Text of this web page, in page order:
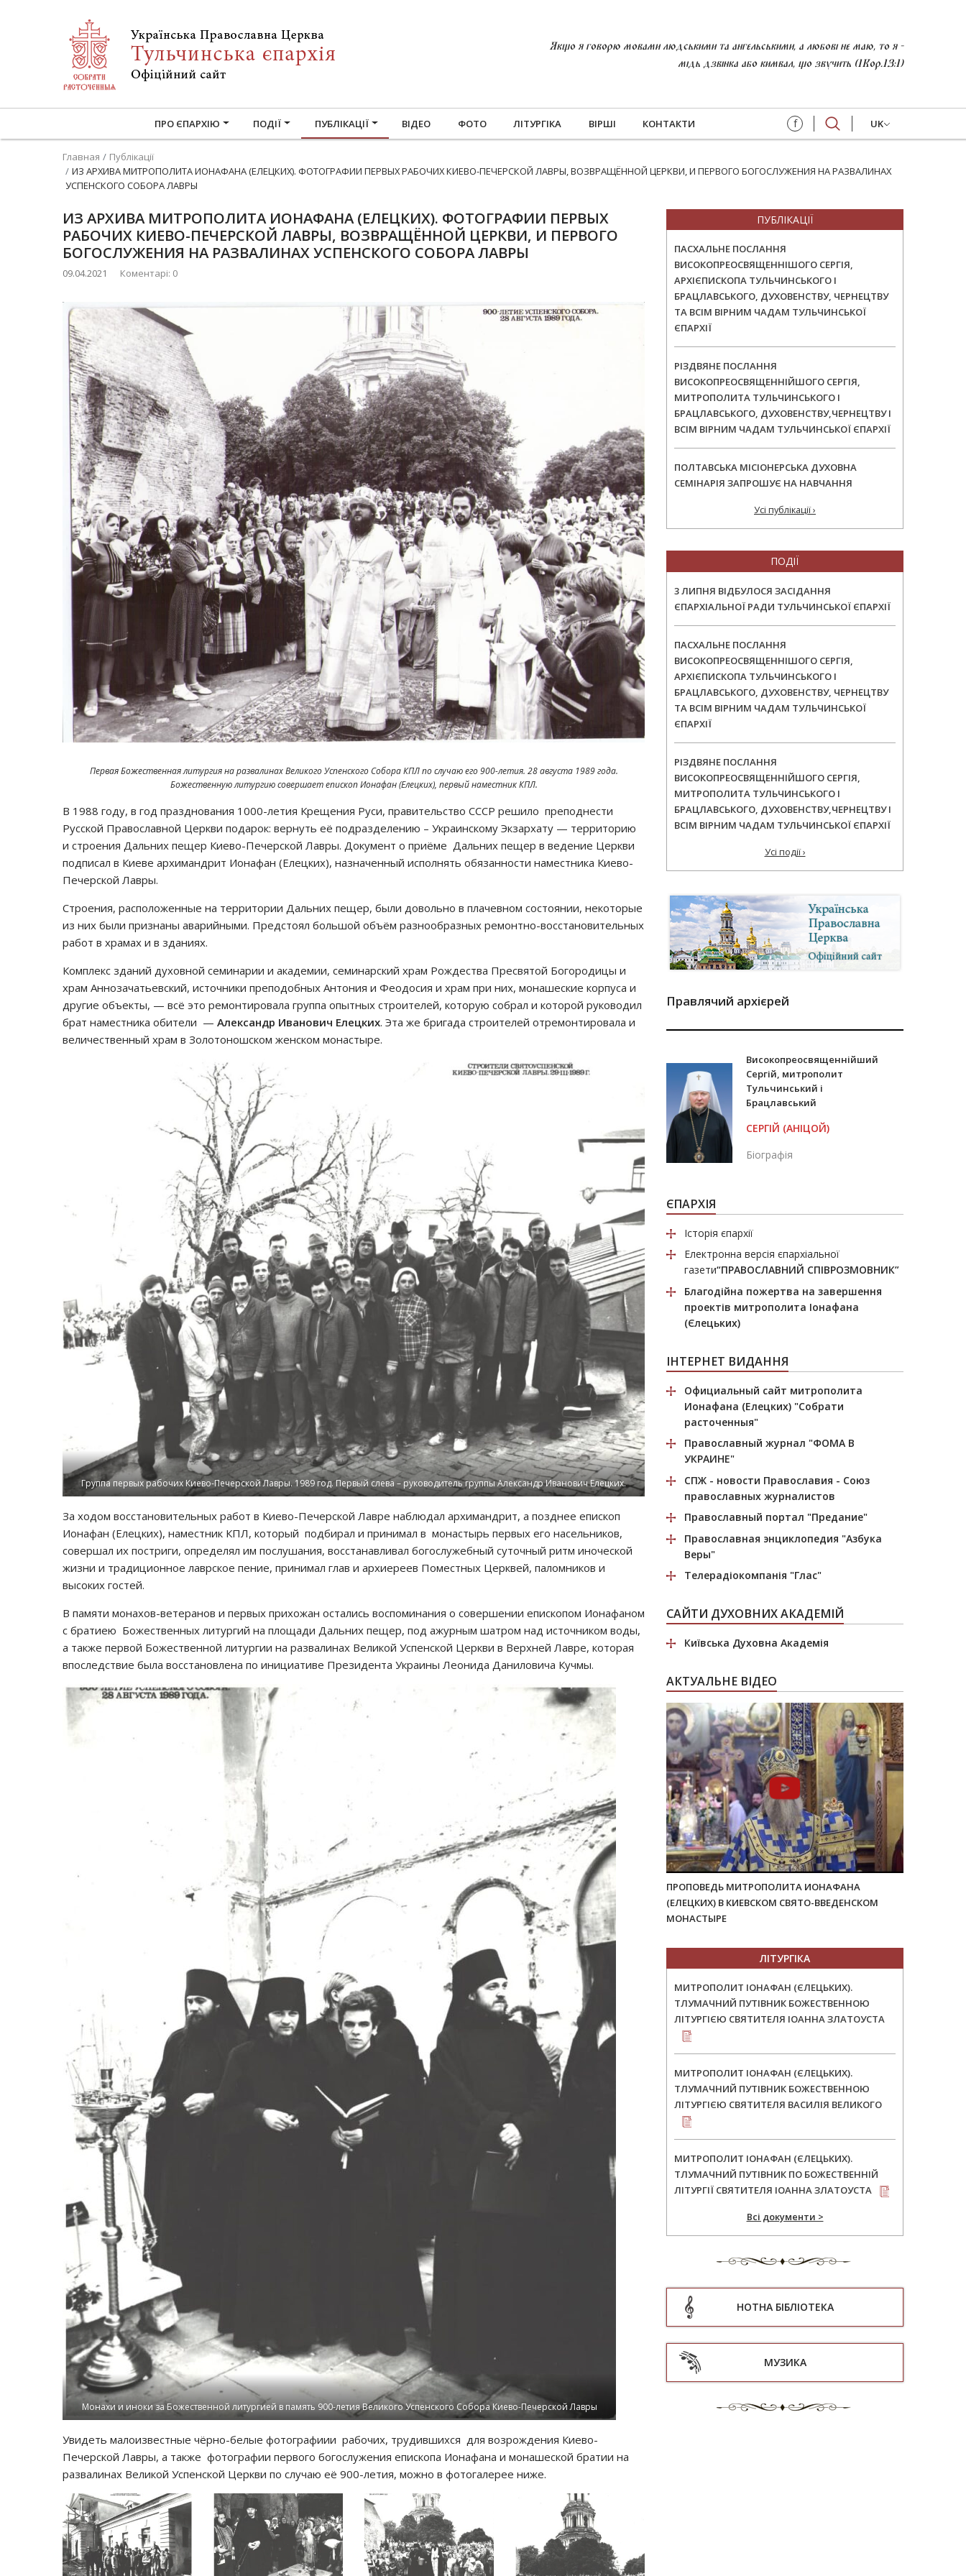
Якщо я говорю мовами людськими та ангельськими, а любові не маю, то я -
мідь дзвінка або кимвал, що звучить (1Кор.13:1)
ПРО ЄПАРХІЮ ПОДІЇ ПУБЛІКАЦІЇ ВІДЕО ФОТО ЛІТУРГІКА ВІРШІ КОНТАКТИ f UK
Главная
Публікації
ИЗ АРХИВА МИТРОПОЛИТА ИОНАФАНА (ЕЛЕЦКИХ). ФОТОГРАФИИ ПЕРВЫХ РАБОЧИХ КИЕВО-ПЕЧЕРСКОЙ ЛАВРЫ, ВОЗВРАЩЁННОЙ ЦЕРКВИ, И ПЕРВОГО БОГОСЛУЖЕНИЯ НА РАЗВАЛИНАХ
УСПЕНСКОГО СОБОРА ЛАВРЫ
ИЗ АРХИВА МИТРОПОЛИТА ИОНАФАНА (ЕЛЕЦКИХ). ФОТОГРАФИИ ПЕРВЫХ
РАБОЧИХ КИЕВО-ПЕЧЕРСКОЙ ЛАВРЫ, ВОЗВРАЩЁННОЙ ЦЕРКВИ, И ПЕРВОГО
БОГОСЛУЖЕНИЯ НА РАЗВАЛИНАХ УСПЕНСКОГО СОБОРА ЛАВРЫ
09.04.2021 Коментарі: 0
Первая Божественная литургия на развалинах Великого Успенского Собора КПЛ по случаю его 900-летия. 28 августа 1989 года.
Божественную литургию совершает епископ Ионафан (Елецких), первый наместник КПЛ.
В 1988 году, в год празднования 1000-летия Крещения Руси, правительство СССР решило преподнести
Русской Православной Церкви подарок: вернуть её подразделению – Украинскому Экзархату — территорию
и строения Дальних пещер Киево-Печерской Лавры. Документ о приёме Дальних пещер в ведение Церкви
подписал в Киеве архимандрит Ионафан (Елецких), назначенный исполнять обязанности наместника Киево-
Печерской Лавры.
Строения, расположенные на территории Дальних пещер, были довольно в плачевном состоянии, некоторые
из них были признаны аварийными. Предстоял большой объём разнообразных ремонтно-восстановительных
работ в храмах и в зданиях.
Комплекс зданий духовной семинарии и академии, семинарский храм Рождества Пресвятой Богородицы и
храм Аннозачатьевский, источники преподобных Антония и Феодосия и храм при них, монашеские корпуса и
другие объекты, — всё это ремонтировала группа опытных строителей, которую собрал и которой руководил
брат наместника обители — Александр Иванович Елецких. Эта же бригада строителей отремонтировала и
величественный храм в Золотоношском женском монастыре.
Группа первых рабочих Киево-Печерской Лавры. 1989 год. Первый слева – руководитель группы Александр Иванович Елецких.
За ходом восстановительных работ в Киево-Печерской Лавре наблюдал архимандрит, а позднее епископ
Ионафан (Елецких), наместник КПЛ, который подбирал и принимал в монастырь первых его насельников,
совершал их постриги, определял им послушания, восстанавливал богослужебный суточный ритм иноческой
жизни и традиционное лаврское пение, принимал глав и архиереев Поместных Церквей, паломников и
высоких гостей.
В памяти монахов-ветеранов и первых прихожан остались воспоминания о совершении епископом Ионафаном
с братиею Божественных литургий на площади Дальних пещер, под ажурным шатром над источником воды,
а также первой Божественной литургии на развалинах Великой Успенской Церкви в Верхней Лавре, которая
впоследствие была восстановлена по инициативе Президента Украины Леонида Даниловича Кучмы.
Монахи и иноки за Божественной литургией в память 900-летия Великого Успенского Собора Киево-Печерской Лавры
Увидеть малоизвестные чёрно-белые фотографиии рабочих, трудившихся для возрождения Киево-
Печерской Лавры, а также фотографии первого богослужения епископа Ионафана и монашеской братии на
развалинах Великой Успенской Церкви по случаю её 900-летия, можно в фотогалерее ниже.
ПУБЛІКАЦІЇ
ПАСХАЛЬНЕ ПОСЛАННЯ
ВИСОКОПРЕОСВЯЩЕННІШОГО СЕРГІЯ,
АРХІЄПИСКОПА ТУЛЬЧИНСЬКОГО І
БРАЦЛАВСЬКОГО, ДУХОВЕНСТВУ, ЧЕРНЕЦТВУ
ТА ВСІМ ВІРНИМ ЧАДАМ ТУЛЬЧИНСЬКОЇ
ЄПАРХІЇ
РІЗДВЯНЕ ПОСЛАННЯ
ВИСОКОПРЕОСВЯЩЕННІЙШОГО СЕРГІЯ,
МИТРОПОЛИТА ТУЛЬЧИНСЬКОГО І
БРАЦЛАВСЬКОГО, ДУХОВЕНСТВУ,ЧЕРНЕЦТВУ І
ВСІМ ВІРНИМ ЧАДАМ ТУЛЬЧИНСЬКОЇ ЄПАРХІЇ
ПОЛТАВСЬКА МІСІОНЕРСЬКА ДУХОВНА
СЕМІНАРІЯ ЗАПРОШУЄ НА НАВЧАННЯ
Усі публікації ›
ПОДІЇ
3 ЛИПНЯ ВІДБУЛОСЯ ЗАСІДАННЯ
ЄПАРХІАЛЬНОЇ РАДИ ТУЛЬЧИНСЬКОЇ ЄПАРХІЇ
ПАСХАЛЬНЕ ПОСЛАННЯ
ВИСОКОПРЕОСВЯЩЕННІШОГО СЕРГІЯ,
АРХІЄПИСКОПА ТУЛЬЧИНСЬКОГО І
БРАЦЛАВСЬКОГО, ДУХОВЕНСТВУ, ЧЕРНЕЦТВУ
ТА ВСІМ ВІРНИМ ЧАДАМ ТУЛЬЧИНСЬКОЇ
ЄПАРХІЇ
РІЗДВЯНЕ ПОСЛАННЯ
ВИСОКОПРЕОСВЯЩЕННІЙШОГО СЕРГІЯ,
МИТРОПОЛИТА ТУЛЬЧИНСЬКОГО І
БРАЦЛАВСЬКОГО, ДУХОВЕНСТВУ,ЧЕРНЕЦТВУ І
ВСІМ ВІРНИМ ЧАДАМ ТУЛЬЧИНСЬКОЇ ЄПАРХІЇ
Усі події ›
Правлячий архієрей
Високопреосвященнійший
Сергій, митрополит
Тульчинський і
Брацлавський
СЕРГІЙ (АНІЦОЙ)
Біографія
ЄПАРХІЯ
Історія єпархії
Електронна версія єпархіальної
газети“ПРАВОСЛАВНИЙ СПІВРОЗМОВНИК”
Благодійна пожертва на завершення
проектів митрополита Іонафана
(Єлецьких)
ІНТЕРНЕТ ВИДАННЯ
Официальный сайт митрополита
Ионафана (Елецких) "Собрати
расточенныя"
Православный журнал "ФОМА В
УКРАИНЕ"
СПЖ - новости Православия - Союз
православных журналистов
Православный портал "Предание"
Православная энциклопедия "Азбука
Веры"
Телерадіокомпанія "Глас"
САЙТИ ДУХОВНИХ АКАДЕМІЙ
Київська Духовна Академія
АКТУАЛЬНЕ ВІДЕО
ПРОПОВЕДЬ МИТРОПОЛИТА ИОНАФАНА
(ЕЛЕЦКИХ) В КИЕВСКОМ СВЯТО-ВВЕДЕНСКОМ
МОНАСТЫРЕ
ЛІТУРГІКА
МИТРОПОЛИТ ІОНАФАН (ЄЛЕЦЬКИХ).
ТЛУМАЧНИЙ ПУТІВНИК БОЖЕСТВЕННОЮ
ЛІТУРГІЄЮ СВЯТИТЕЛЯ ІОАННА ЗЛАТОУСТА
МИТРОПОЛИТ ІОНАФАН (ЄЛЕЦЬКИХ).
ТЛУМАЧНИЙ ПУТІВНИК БОЖЕСТВЕННОЮ
ЛІТУРГІЄЮ СВЯТИТЕЛЯ ВАСИЛІЯ ВЕЛИКОГО
МИТРОПОЛИТ ІОНАФАН (ЄЛЕЦЬКИХ).
ТЛУМАЧНИЙ ПУТІВНИК ПО БОЖЕСТВЕННІЙ
ЛІТУРГІЇ СВЯТИТЕЛЯ ІОАННА ЗЛАТОУСТА
Всі документи >
НОТНА БІБЛІОТЕКА
МУЗИКА